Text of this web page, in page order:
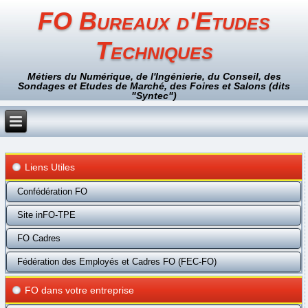
FO Bureaux d'Etudes
Techniques
Métiers du Numérique, de l'Ingénierie, du Conseil, des
Sondages et Etudes de Marché, des Foires et Salons (dits
"Syntec")
Liens Utiles
Confédération FO
Site inFO-TPE
FO Cadres
Fédération des Employés et Cadres FO (FEC-FO)
FO dans votre entreprise